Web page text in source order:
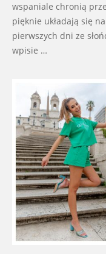
wspaniale chronią
pięknie układają się
pierwszych dni ze
wpisie …